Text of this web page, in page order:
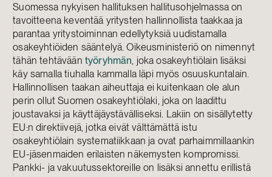
Suomessa nykyisen hallituksen hallitusohjelmassa on
tavoitteena keventää yritysten hallinnollista taakkaa ja
parantaa yritystoiminnan edellytyksiä uudistamalla
osakeyhtiöiden sääntelyä. Oikeusministeriö on nimennyt
tähän tehtävään työryhmän, joka osakeyhtiölain lisäksi
käy samalla tiuhalla kammalla läpi myös osuuskuntalain.
Hallinnollisen taakan aiheuttaja ei kuitenkaan ole alun
perin ollut Suomen osakeyhtiölaki, joka on laadittu
joustavaksi ja käyttäjäystävälliseksi. Lakiin on sisällytetty
EU:n direktiivejä, jotka eivät välttämättä istu
osakeyhtiölain systematiikkaan ja ovat parhaimmillaankin
EU-jäsenmaiden erilaisten näkemysten kompromissi.
Pankki- ja vakuutussektoreille on lisäksi annettu erillistä